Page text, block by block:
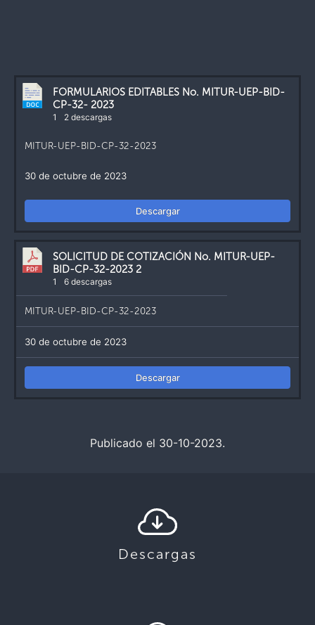
FORMULARIOS EDITABLES No. MITUR-UEP-BID-
CP-32- 2023
1 2 descargas
MITUR-UEP-BID-CP-32-2023
30 de octubre de 2023
Descargar
SOLICITUD DE COTIZACIÓN No. MITUR-UEP-
BID-CP-32-2023 2
1 6 descargas
MITUR-UEP-BID-CP-32-2023
30 de octubre de 2023
Descargar
Publicado el 30-10-2023.
Descargas